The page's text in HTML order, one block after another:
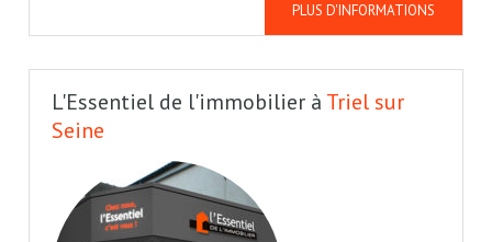
PLUS D'INFORMATIONS
L'Essentiel de l'immobilier à Triel sur
Seine